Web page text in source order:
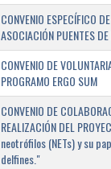
CONVENIO ESPECÍFICO
ASOCIACIÓN PUENTES
CONVENIO DE
PROGRAMO ERGO SUM
CONVENIO DE
REALIZACIÓN DEL
neotrófilos (NETs) y su
delfines."